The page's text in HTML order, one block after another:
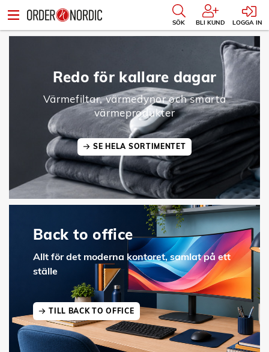
SÖK BLI KUND LOGGA IN
Redo för kallare dagar
Värmefiltar, värmedynor och smarta
värmeprodukter
SE HELA SORTIMENTET
Back to office
Allt för det moderna kontoret, samlat på ett
ställe
TILL BACK TO OFFICE